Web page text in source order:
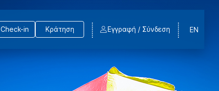
in Κράτηση EN
Εγγραφή / Σύνδεση